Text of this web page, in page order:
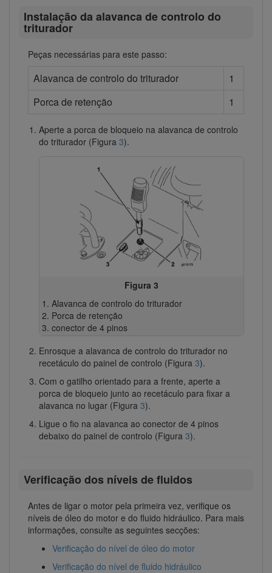
Instalação da alavanca de controlo do
triturador
Peças necessárias para este passo:
Alavanca de controlo do triturador
1
Porca de retenção
1
Aperte a porca de bloqueio na alavanca de controlo
do triturador (Figura 3).
Figura 3
Alavanca de controlo do triturador
Porca de retenção
conector de 4 pinos
Enrosque a alavanca de controlo do triturador no
recetáculo do painel de controlo (Figura 3).
Com o gatilho orientado para a frente, aperte a
porca de bloqueio junto ao recetáculo para fixar a
alavanca no lugar (Figura 3).
Ligue o fio na alavanca ao conector de 4 pinos
debaixo do painel de controlo (Figura 3).
Verificação dos níveis de fluidos
Antes de ligar o motor pela primeira vez, verifique os
níveis de óleo do motor e do fluido hidráulico. Para mais
informações, consulte as seguintes secções:
Verificação do nível de óleo do motor
Verificação do nível de fluido hidráulico